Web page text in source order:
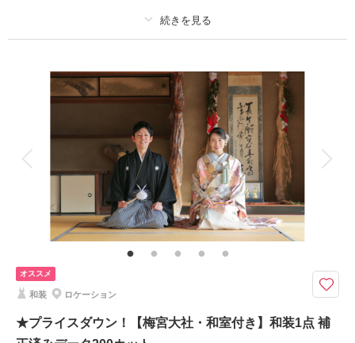
都）
相談予約する 撮影日の空き
を確認する
撮影料 新婦衣装1着 新郎衣装1着
ヘアメイク 小物一式
データ 150 カット 台紙付写真
会食 挙式
家族と撮影 家族用衣装レンタル ペットと撮影
その他含むもの
ロケ地使用料・移動費・新婦髪飾り・アテンドスタッフ・データ補正・ダウ
ンロード納品
梅宮大社の庭園を満喫できる贅沢なプランです。
どの季節も美しい庭園は和装にぴったり。
橋や茅葺など背景バリエーションがとても多く、観光客が少ないのも嬉しい
ポイント。
オススメ
和装 ロケーション
★プライスダウン！【梅宮大社・和室付き】和装1点 補